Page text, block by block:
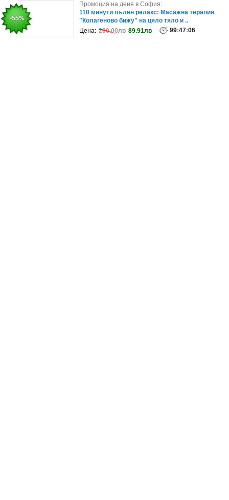
-30%
Промоция на деня в София:
Пакет от 4 индивидуални психологически
консултации - в кабинет или онлайн
Цена: 200лв 140.00лв 99:47:06
-55%
Промоция на деня в София:
110 минути пълен релакс: Масажна терапия
"Колагеново бижу" на цяло тяло и ..
Цена: 200.00лв 89.91лв 99:47:06